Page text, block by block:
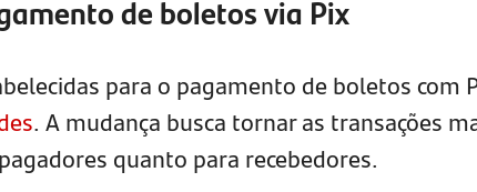
de boletos via Pix
para o pagamento de boletos com
. A mudança busca tornar as transações
quanto para recebedores.